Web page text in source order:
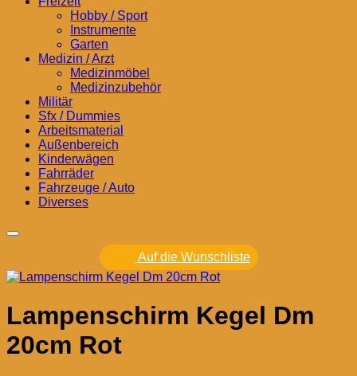
Hobby / Sport
Instrumente
Garten
Medizin / Arzt
Medizinmöbel
Medizinzubehör
Militär
Sfx / Dummies
Arbeitsmaterial
Außenbereich
Kinderwägen
Fahrräder
Fahrzeuge / Auto
Diverses
Auf die Wunschliste
Lampenschirm Kegel Dm
20cm Rot